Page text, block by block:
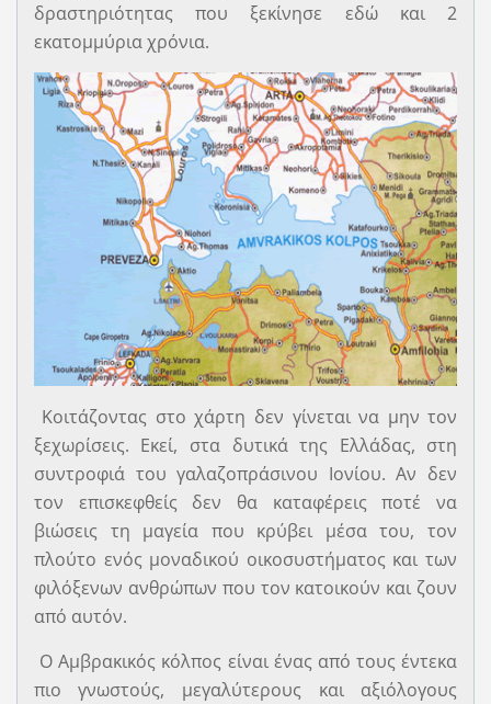
δραστηριότητας που ξεκίνησε εδώ και 2
εκατομμύρια χρόνια.
Κοιτάζοντας στο χάρτη δεν γίνεται να μην τον
ξεχωρίσεις. Εκεί, στα δυτικά της Ελλάδας, στη
συντροφιά του γαλαζοπράσινου Ιονίου. Αν δεν
τον επισκεφθείς δεν θα καταφέρεις ποτέ να
βιώσεις τη µαγεία που κρύβει µέσα του, τον
πλούτο ενός μοναδικού οικοσυστήματος και των
φιλόξενων ανθρώπων που τον κατοικούν και ζουν
από αυτόν.
Ο Αμβρακικός κόλπος είναι ένας από τους έντεκα
πιο γνωστούς, μεγαλύτερους και αξιόλογους